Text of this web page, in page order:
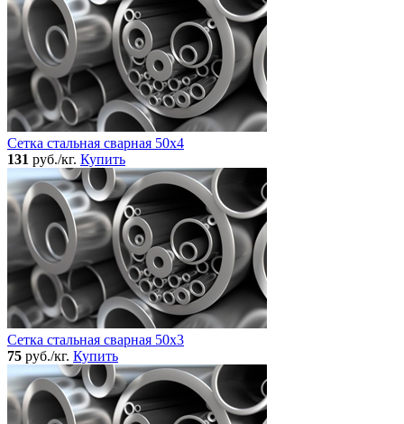
Сетка стальная сварная 50x4
131 руб./кг. Купить
Сетка стальная сварная 50x3
75 руб./кг. Купить